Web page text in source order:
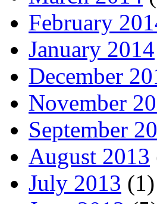
February
January 2014
December
November
September
August 2013
July 2013 (1)